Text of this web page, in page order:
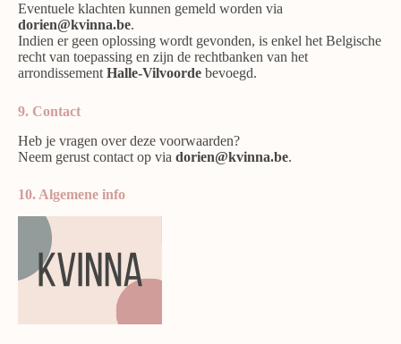
Eventuele klachten kunnen gemeld worden via
dorien@kvinna.be.
Indien er geen oplossing wordt gevonden, is enkel het Belgische
recht van toepassing en zijn de rechtbanken van het
arrondissement Halle-Vilvoorde bevoegd.
9. Contact
Heb je vragen over deze voorwaarden?
Neem gerust contact op via dorien@kvinna.be.
10. Algemene info